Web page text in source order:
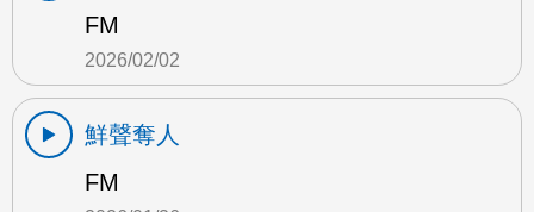
FM
2026/02/02
鮮聲奪人
FM